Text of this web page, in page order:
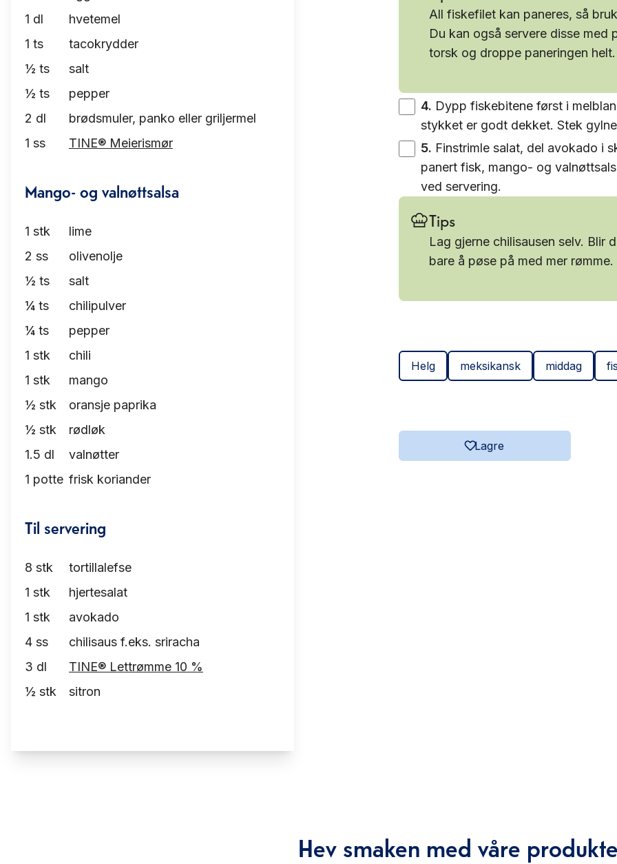
1 dl
hvetemel
1 ts
tacokrydder
½ ts
salt
½ ts
pepper
2 dl
brødsmuler, panko eller griljermel
1 ss TINE® Meierismør
Mango- og valnøttsalsa
1 stk
lime
2 ss
olivenolje
½ ts
salt
¼ ts
chilipulver
¼ ts
pepper
1 stk
chili
1 stk
mango
½ stk
oransje paprika
½ stk
rødløk
1.5 dl
valnøtter
1 potte frisk koriander
Til servering
8 stk
tortillalefse
1 stk
hjertesalat
1 stk
avokado
4 ss
chilisaus f.eks. sriracha
3 dl
TINE® Lettrømme 10 %
½ stk sitron
All fiskefilet kan paneres, så
Du kan også servere disse med
torsk og droppe paneringen helt.
4. Dypp fiskebitene først i
stykket er godt dekket. Stek
5. Finstrimle salat, del avokado i
panert fisk, mango- og
ved servering.
Tips
Lag gjerne chilisausen selv. Blir
bare å pøse på med mer rømme.
Helg meksikansk middag
Lagre
Hev smaken med våre